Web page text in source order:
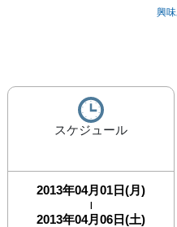
興
スケジュール
2013年04月01日(月)
|
2013年04月06日(土)